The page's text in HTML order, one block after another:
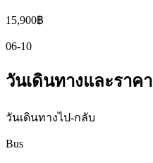
15,900฿
06-10
วันเดินทางและราคา
วันเดินทางไป-กลับ
Bus